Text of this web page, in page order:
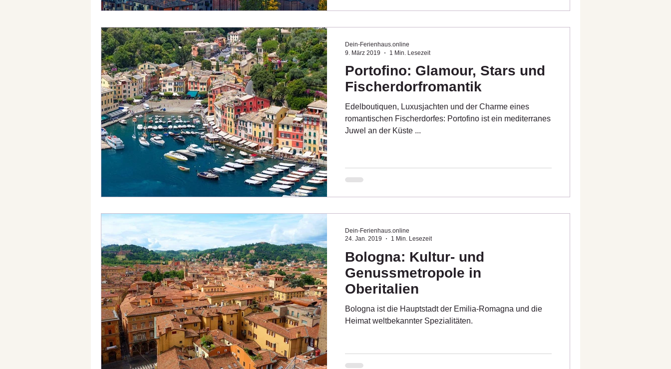
Portofino: Glamour, Stars und
Fischerdorfromantik
Edelboutiquen, Luxusjachten und der Charme eines
romantischen Fischerdorfes: Portofino ist ein mediterranes
Juwel an der Küste ...
Dein-Ferienhaus.online
9. März 2019
1 Min. Lesezeit
Bologna: Kultur- und
Genussmetropole in
Oberitalien
Bologna ist die Hauptstadt der Emilia-Romagna und die
Heimat weltbekannter Spezialitäten.
Dein-Ferienhaus.online
24. Jan. 2019
1 Min. Lesezeit